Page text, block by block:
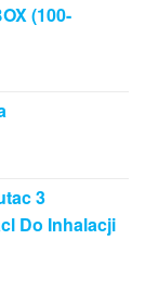
(100-
3
Do Inhalacji